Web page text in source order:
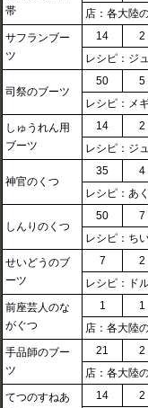
帯
店：各大陸
サフランブー
ツ
14 2
レシピ：ジ
司祭のブーツ
50 5
レシピ：メ
しゅうれん用
ブーツ
14 2
レシピ：ジ
神官のくつ
35 4
レシピ：あ
しんりのくつ
50 7
レシピ：ち
せいどうのブ
ーツ
7 2
レシピ：ド
前座芸人のな
がぐつ
1 1
店：各大陸
手品師のブー
ツ
21 2
店：各大陸
てつのすねあ
14 2